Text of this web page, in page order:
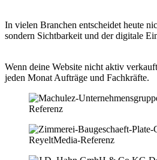
In vielen Branchen entscheidet heute
sondern Sichtbarkeit und der digitale
Wenn deine Website nicht aktiv
jeden Monat Aufträge und Fachkräfte.